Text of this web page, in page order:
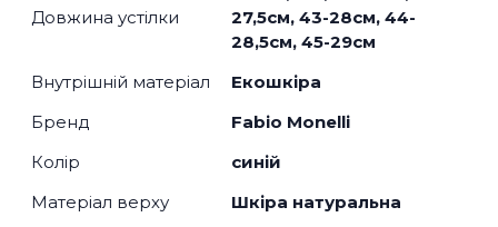
Довжина устілки
27,5см, 43-28см, 44-
28,5см, 45-29см
Внутрішній матеріал
Екошкіра
Бренд
Fabio Monelli
Колір
синій
Матеріал верху
Шкіра натуральна